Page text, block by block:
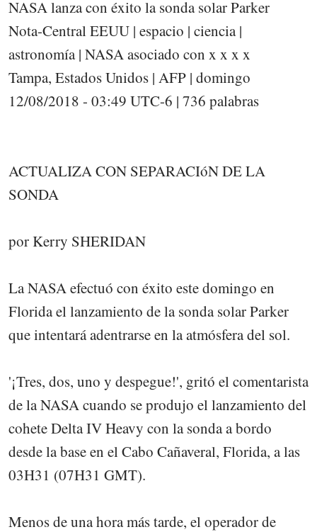
NASA lanza con éxito la sonda solar Parker
Nota-Central EEUU | espacio | ciencia |
astronomía | NASA asociado con x x x x
Tampa, Estados Unidos | AFP | domingo
12/08/2018 - 03:49 UTC-6 | 736 palabras
ACTUALIZA CON SEPARACIóN DE LA
SONDA
por Kerry SHERIDAN
La NASA efectuó con éxito este domingo en
Florida el lanzamiento de la sonda solar Parker
que intentará adentrarse en la atmósfera del sol.
'¡Tres, dos, uno y despegue!', gritó el comentarista
de la NASA cuando se produjo el lanzamiento del
cohete Delta IV Heavy con la sonda a bordo
desde la base en el Cabo Cañaveral, Florida, a las
03H31 (07H31 GMT).
Menos de una hora más tarde, el operador de